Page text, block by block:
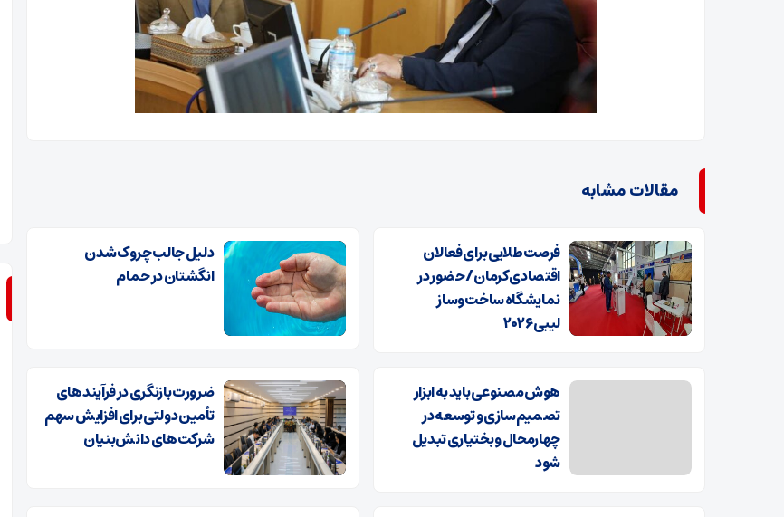
مقالات مشابه
فرصت طلایی برای فعالان
اقتصادی کرمان/ حضور در
نمایشگاه ساخت‌وساز
لیبی ۲۰۲۶
دلیل جالب چروک شدن
انگشتان در حمام
هوش مصنوعی باید به ابزار
تصمیم‌سازی و توسعه در
چهارمحال و بختیاری تبدیل
شود
ضرورت بازنگری در فرآیندهای
تأمین دولتی برای افزایش سهم
شرکت‌های دانش‌بنیان